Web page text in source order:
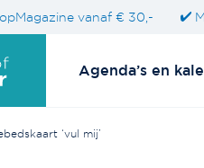
vanaf € 30,-
Agenda’s en
‘vul mij’